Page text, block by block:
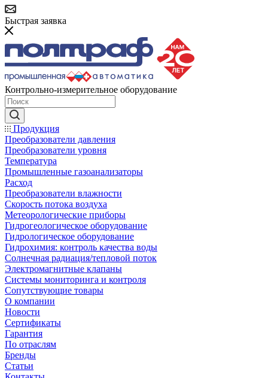
Быстрая заявка
Контрольно-измерительное оборудование
Продукция
Преобразователи давления
Преобразователи уровня
Температура
Промышленные газоанализаторы
Расход
Преобразователи влажности
Скорость потока воздуха
Метеорологические приборы
Гидрогеологическое оборудование
Гидрологическое оборудование
Гидрохимия: контроль качества воды
Солнечная радиация/тепловой поток
Электромагнитные клапаны
Системы мониторинга и контроля
Сопутствующие товары
О компании
Новости
Сертификаты
Гарантия
По отраслям
Бренды
Статьи